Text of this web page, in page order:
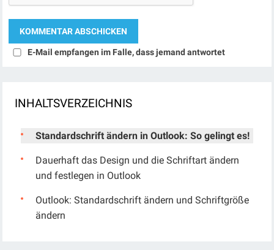
E-Mail empfangen im Falle, dass jemand antwortet
INHALTSVERZEICHNIS
Standardschrift ändern in Outlook: So gelingt es!
Dauerhaft das Design und die Schriftart ändern
und festlegen in Outlook
Outlook: Standardschrift ändern und Schriftgröße
ändern